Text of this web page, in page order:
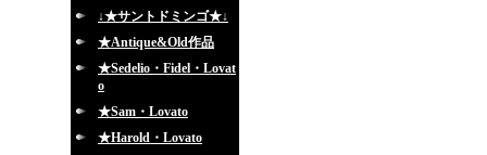
↓★サントドミンゴ★↓
★Antique&Old作品
★Sedelio・Fidel・Lovat
o
★Sam・Lovato
★Harold・Lovato